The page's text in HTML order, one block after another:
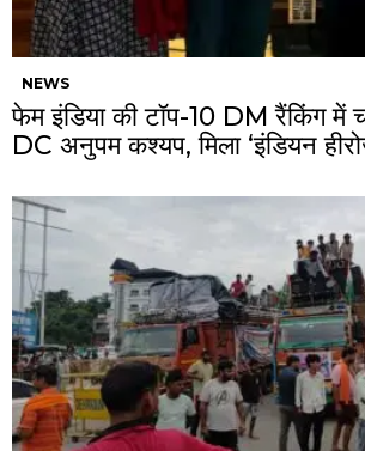
NEWS
फेम इंडिया की टॉप-10 DM रैंकिंग में
DC अनुपम कश्यप, मिला ‘इंडियन